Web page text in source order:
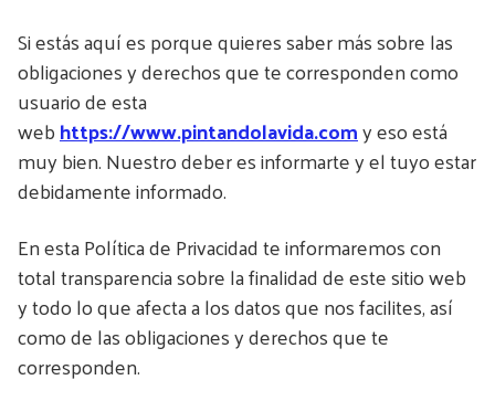
Si estás aquí es porque quieres saber más sobre las
obligaciones y derechos que te corresponden como
usuario de esta
webhttps://www.pintandolavida.comy eso está
muy bien. Nuestro deber es informarte y el tuyo estar
debidamente informado.
En esta Política de Privacidad te informaremos con
total transparencia sobre la finalidad de este sitio web
y todo lo que afecta a los datos que nos facilites, así
como de las obligaciones y derechos que te
corresponden.